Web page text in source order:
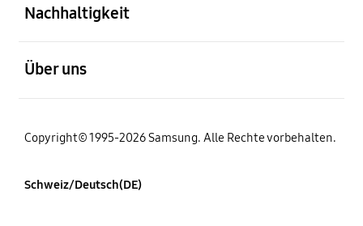
Nachhaltigkeit
Über uns
Copyright© 1995-2026 Samsung. Alle Rechte vorbehalten.
Schweiz/Deutsch(DE)